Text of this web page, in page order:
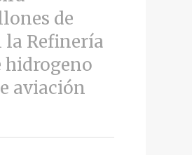
de
la Refinería
hidrogeno
aviación